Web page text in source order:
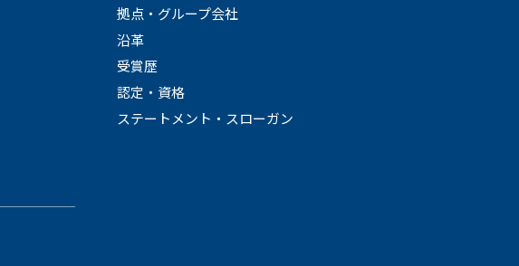
拠点・グループ会社
沿革
受賞歴
認定・資格
ステートメント・スローガン